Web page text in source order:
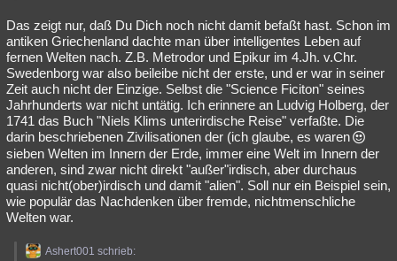
Das zeigt nur, daß Du Dich noch nicht damit befaßt hast. Schon im
antiken Griechenland dachte man über intelligentes Leben auf
fernen Welten nach. Z.B. Metrodor und Epikur im 4.Jh. v.Chr.
Swedenborg war also beileibe nicht der erste, und er war in seiner
Zeit auch nicht der Einzige. Selbst die "Science Ficiton" seines
Jahrhunderts war nicht untätig. Ich erinnere an Ludvig Holberg, der
1741 das Buch "Niels Klims unterirdische Reise" verfaßte. Die
darin beschriebenen Zivilisationen der (ich glaube, es waren
sieben Welten im Innern der Erde, immer eine Welt im Innern der
anderen, sind zwar nicht direkt "außer"irdisch, aber durchaus
quasi nicht(ober)irdisch und damit "alien". Soll nur ein Beispiel sein,
wie populär das Nachdenken über fremde, nichtmenschliche
Welten war.
Ashert001 schrieb: